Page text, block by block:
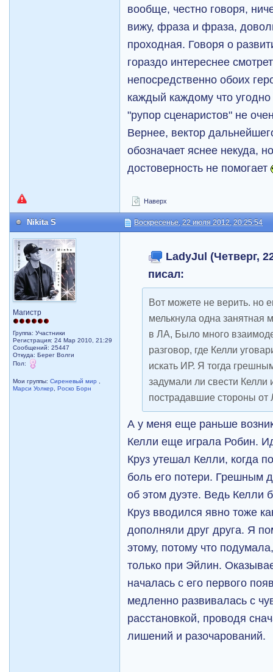
вообще, честно говоря,
вижу, фраза и фраза,
проходная. Говоря о
гораздо интереснее
непосредственно обоих
каждый каждому что угодно
"рупор сценаристов" не
Вернее, вектор
обозначает яснее некуда,
достоверность не помогает
Наверх
Nikita S Воскресенье, 22 июля 2012, 20:25:54
Магистр
Группа: Участники
Регистрация: 24 Мар 2010, 21:29
Сообщений: 25447
Откуда: Берег Волги
Пол:
Мои группы:Сиреневый мир
Марси Уолкер
,Роско Борн
LadyJul (Четверг,
писал:
Вот можете не верить. но
мелькнула одна занятная
в ЛА, Было много
разговор, где Келли
искать ИР. Я тогда
задумали ли свести Келли
пострадавшие стороны
А у меня еще раньше
Келли еще играла Робин.
Круз утешал Келли, когда
боль его потери. Грешным
об этом дуэте. Ведь Келли
Круз вводился явно тоже
дополняли друг друга. Я
этому, потому что
только при Эйлин.
началась с его первого
медленно развивалась с
расстановкой, проводя
лишений и разочарований.